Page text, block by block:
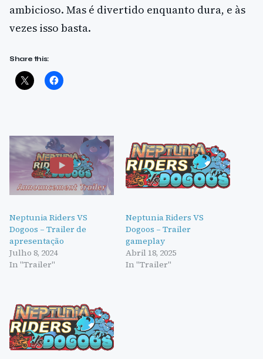
ambicioso. Mas é divertido enquanto dura, e às
vezes isso basta.
Share this:
Neptunia Riders VS
Dogoos – Trailer de
apresentação
Julho 8, 2024
In "Trailer"
Neptunia Riders VS
Dogoos – Trailer
gameplay
Abril 18, 2025
In "Trailer"